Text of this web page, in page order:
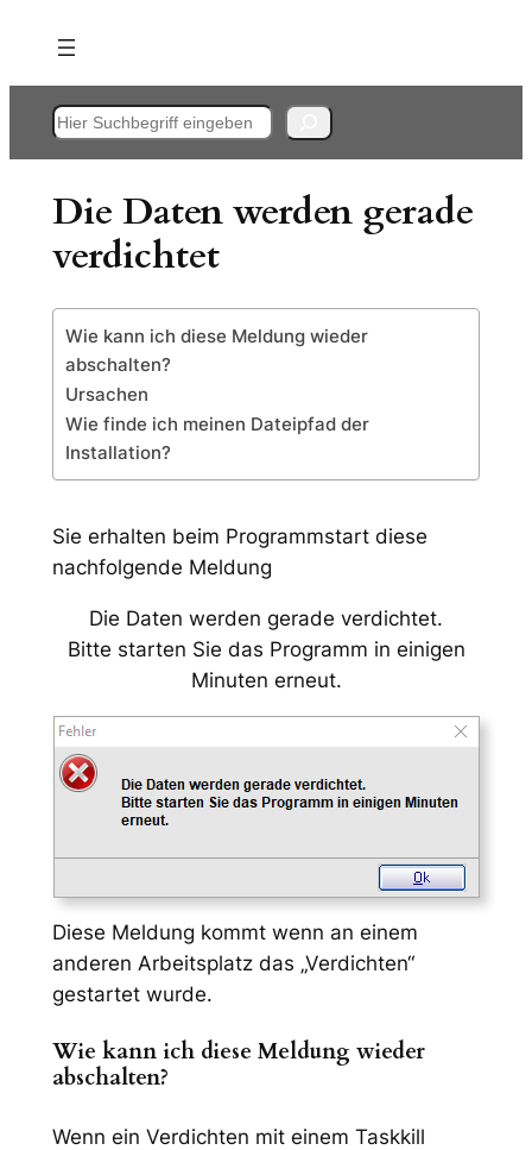
Inhalt
springen
Suchen
Die Daten werden gerade
verdichtet
Wie kann ich diese Meldung wieder
abschalten?
Ursachen
Wie finde ich meinen Dateipfad der
Installation?
Sie erhalten beim Programmstart diese
nachfolgende Meldung
Die Daten werden gerade verdichtet.
Bitte starten Sie das Programm in einigen
Minuten erneut.
Diese Meldung kommt wenn an einem
anderen Arbeitsplatz das „Verdichten“
gestartet wurde.
Wie kann ich diese Meldung wieder
abschalten?
Wenn ein Verdichten mit einem Taskkill